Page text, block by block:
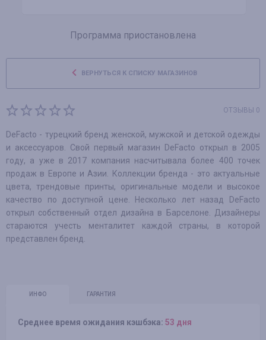
Программа приостановлена
ВЕРНУТЬСЯ К СПИСКУ МАГАЗИНОВ
ОТЗЫВЫ 0
DeFacto - турецкий бренд женской, мужской и детской одежды
и аксессуаров. Свой первый магазин DeFacto открыл в 2005
году, а уже в 2017 компания насчитывала более 400 точек
продаж в Европе и Азии. Коллекции бренда - это актуальные
цвета, трендовые принты, оригинальные модели и высокое
качество по доступной цене. Несколько лет назад DeFacto
открыл собственный отдел дизайна в Барселоне. Дизайнеры
стараются учесть менталитет каждой страны, в которой
представлен бренд.
ИНФО ГАРАНТИЯ
Среднее время ожидания кэшбэка: 53 дня